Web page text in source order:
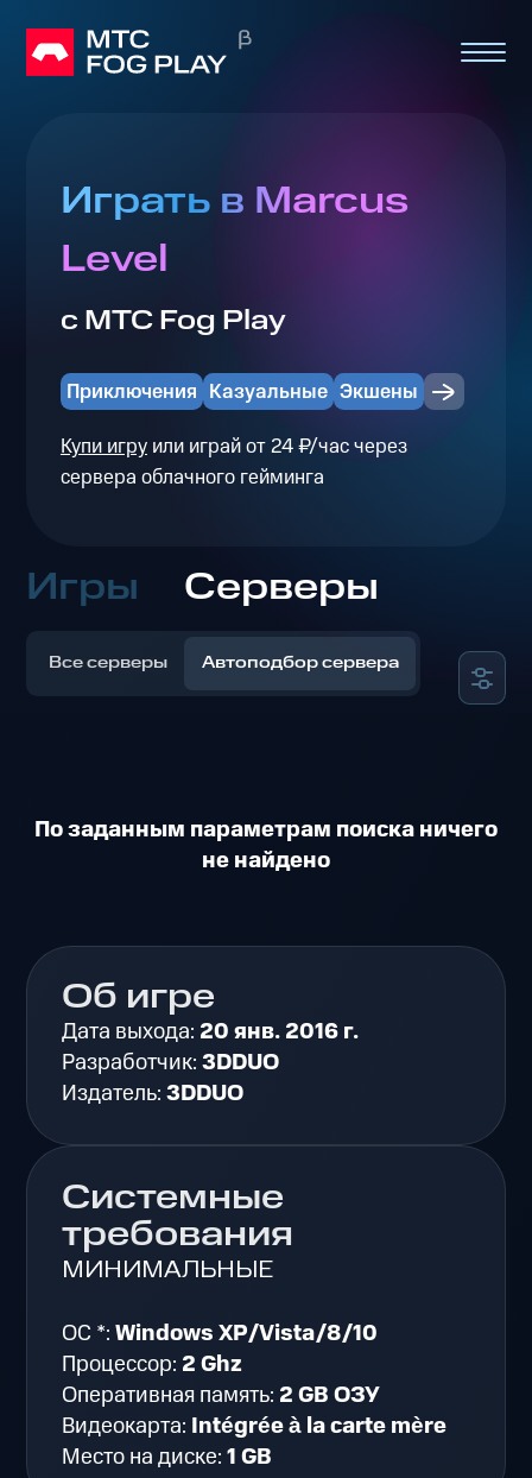
Играть в Marcus
Level
с МТС Fog Play
Приключения Казуальные Экшены
Купи игруили играй от 24 ₽/час через
сервера облачного гейминга
Игры Серверы
Все серверы Автоподбор сервера
По заданным параметрам поиска ничего
не найдено
Об игре
Дата выхода: 20 янв. 2016 г.
Разработчик:3DDUO
Издатель:3DDUO
Системные
требования
МИНИМАЛЬНЫЕ
ОС *:Windows XP/Vista/8/10
Процессор: 2 Ghz
Оперативная память: 2 GB ОЗУ
Видеокарта: Intégrée à la carte mère
Место на диске:1 GB